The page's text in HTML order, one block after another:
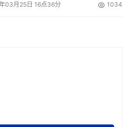
模型的多模态能力及思维能力，
仿真验证、云边协同部署以及安
03月25日 16点36分 1034